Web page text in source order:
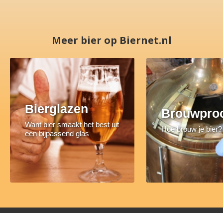
Meer bier op Biernet.nl
Bierglazen
Want bier smaakt het best uit
een bijpassend glas
Hoe brouw je bier?